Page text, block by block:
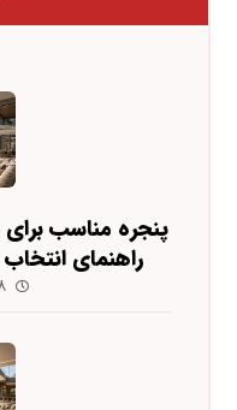
پنجره مناسب
راهنمای
۱۸